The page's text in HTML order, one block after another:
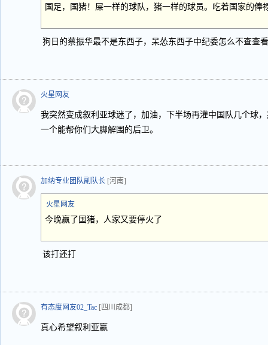
国足，国猪！屎一样的球队，猪一样的球员。吃着国家的俸
狗日的蔡振华最不是东西子，呆怂东西子中纪委怎么不查查
火星网友
我突然变成叙利亚球迷了，加油，下半场再灌中国队几个球
一个能帮你们大脚解围的后卫。
加纳专业团队副队长 [河南]
火星网友
今晚赢了国猪，人家又要停火了
该打还打
有态度网友02_Tac [四川成都]
真心希望叙利亚赢